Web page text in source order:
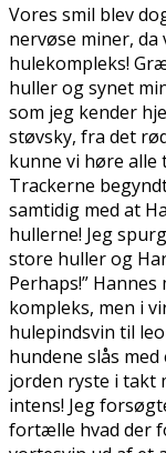
Vores smil blev
nervøse miner,
hulekompleks!
huller og synet
som jeg kender
støvsky, fra det
kunne vi høre alle
Trackerne
samtidig med at
hullerne! Jeg
store huller og
Perhaps!”
kompleks, men i
hulepindsvin til
hundene slås
jorden ryste i takt
intens! Jeg
fortælle hvad der